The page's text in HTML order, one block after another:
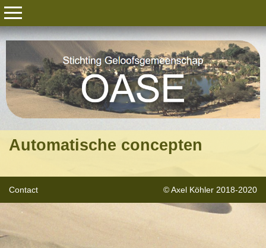
Automatische concepten
Contact © Axel Köhler 2018-2020